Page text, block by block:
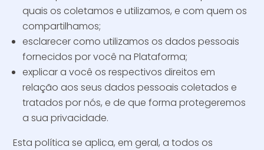
quais os coletamos e utilizamos, e com quem os
compartilhamos;
esclarecer como utilizamos os dados pessoais
fornecidos por você na Plataforma;
explicar a você os respectivos direitos em
relação aos seus dados pessoais coletados e
tratados por nós, e de que forma protegeremos
a sua privacidade.
Esta política se aplica, em geral, a todos os